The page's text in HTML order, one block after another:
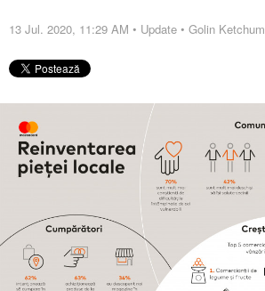
13 Jul. 2020, 11:29 AM • Update • Golin Ketchum